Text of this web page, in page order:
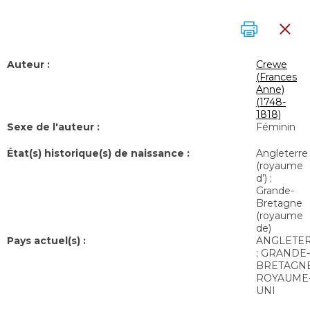
Auteur :
Crewe
(Frances
Anne)
(1748-
1818)
Sexe de l'auteur :
Féminin
État(s) historique(s) de naissance :
Angleterre
(royaume
d’) ;
Grande-
Bretagne
(royaume
de)
Pays actuel(s) :
; GRANDE-
UNI